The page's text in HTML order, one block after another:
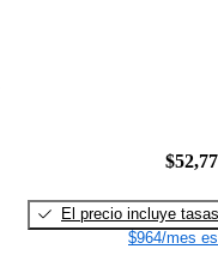
El precio incluye tasas
$964/mes